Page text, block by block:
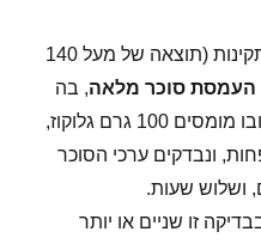
במידה שתוצאות הבדיקה לא תקינות (תוצאה של מעל 140
העמסת סוכר מלאה, בה
מתבקשת האישה לשתות נוזל ובו מומסים 100 גרם גלוקוז,
ונבדקים ערכי הסוכר
ושלוש שעות.
זו שניים או יותר